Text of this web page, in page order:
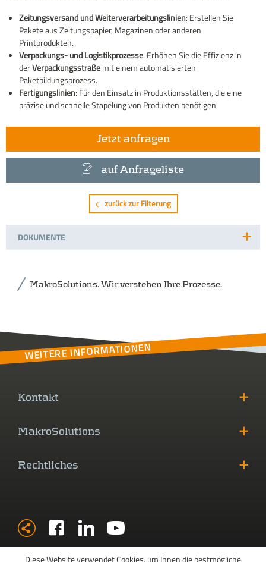
Zeitungsversand und Weiterverarbeitungslinien: Erstellen Sie
Pakete aus Zeitungspapier, Magazinen oder anderen
Printprodukten.
Verpackungs- und Logistikprozesse: Erhöhen Sie die Effizienz in
derVerpackungsstraßemit einem automatisierten
Paketbildungsprozess.
Fertigungslinien: Für den Einsatz in Produktionsstätten, die eine
präzise und schnelle Stapelung von Produkten benötigen.
Jetzt anfragen
auf Anfrageliste
zurück zur Filterung
DOKUMENTE
MakroSolutions. Wir verstehen Ihre Prozesse.
WEITERE INFORMATIONEN
Kontakt
MakroSolutions
Rechtliches
Diese Website verwendet Cookies, um Ihnen die bestmögliche